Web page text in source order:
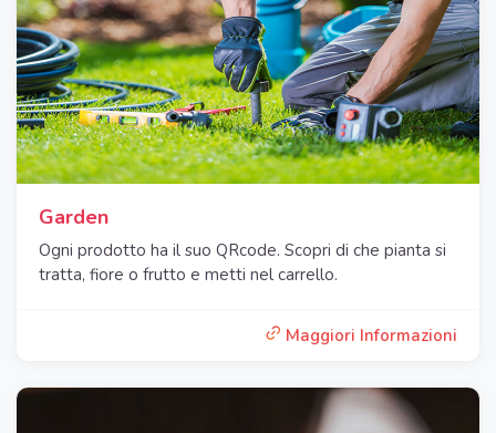
Garden
Ogni prodotto ha il suo QRcode. Scopri di che pianta si
tratta, fiore o frutto e metti nel carrello.
Maggiori Informazioni